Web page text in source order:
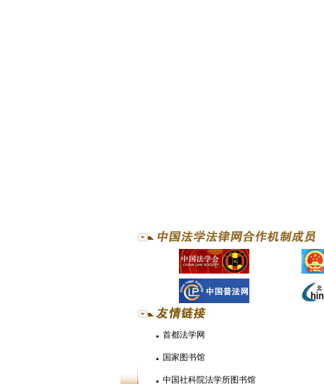
首都法学网
国家图书馆
中国社科院法学所图书馆